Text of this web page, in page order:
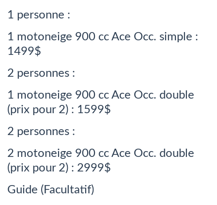
1 personne :
1 motoneige 900 cc Ace Occ. simple :
1499$
2 personnes :
1 motoneige 900 cc Ace Occ. double
(prix pour 2) : 1599$
2 personnes :
2 motoneige 900 cc Ace Occ. double
(prix pour 2) : 2999$
Guide (Facultatif)